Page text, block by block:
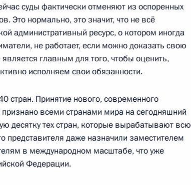
форума
della Sera
8
суды фактически отменяют из оспоренных
Это нормально, это значит, что не всё
административный ресурс, о котором иногда
не работает, если можно доказать свою
главным для того, чтобы оценить,
исполняем свои обязанности.
стран. Принятие нового, современного
всеми странами мира на сегодняшний
десятку тех стран, которые вырабатывают всю
представителя даже назначили заместителем
в международном масштабе, что уже
Федерации.